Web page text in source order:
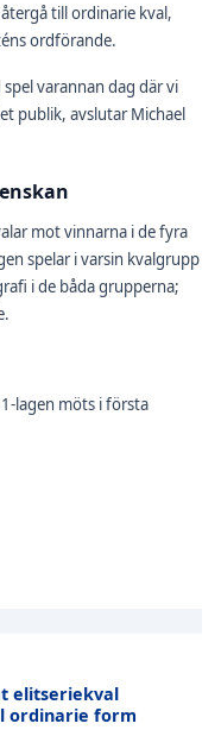
till ordinarie kval,
ordförande.
varannan dag där vi
publik, avslutar Michael
mot vinnarna i de fyra
spelar i varsin kvalgrupp
i de båda grupperna;
lagen möts i första
elitseriekval
ordinarie form